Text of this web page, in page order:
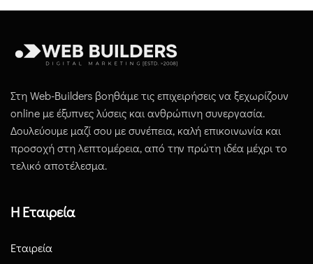
Στη Web-Builders βοηθάμε τις επιχειρήσεις να ξεχωρίζουν
online με έξυπνες λύσεις και ανθρώπινη συνεργασία.
Δουλεύουμε μαζί σου με συνέπεια, καλή επικοινωνία και
προσοχή στη λεπτομέρεια, από την πρώτη ιδέα μέχρι το
τελικό αποτέλεσμα.
Η Εταιρεία
Εταιρεία